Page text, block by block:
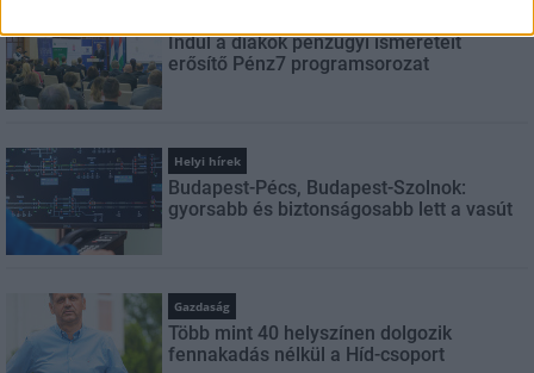
Indul a diákok pénzügyi ismereteit
erősítő Pénz7 programsorozat
Helyi hírek
Budapest-Pécs, Budapest-Szolnok:
gyorsabb és biztonságosabb lett a vasút
Gazdaság
Több mint 40 helyszínen dolgozik
fennakadás nélkül a Híd-csoport